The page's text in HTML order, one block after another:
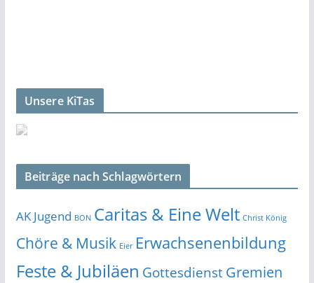
Unsere KiTas
Beiträge nach Schlagwörtern
AK Jugend BON Caritas & Eine Welt Christ König
Chöre & Musik Eier Erwachsenenbildung
Feste & Jubiläen GottesdienstGremien